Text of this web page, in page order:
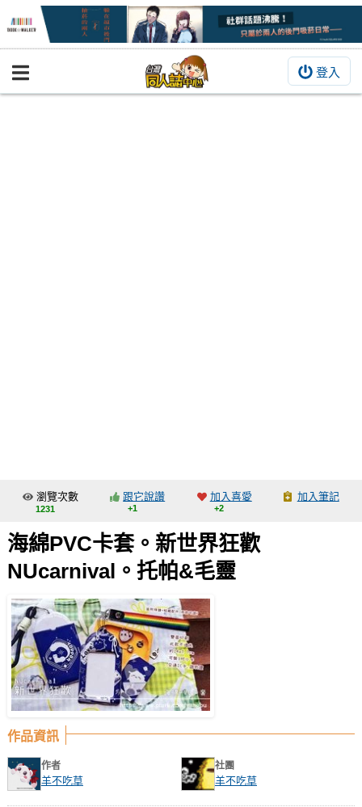
登入
BOOKY書集倉庫
交流中心
攤位轉讓區
會員功能選單
註冊會員
登入
瀏覽次數
1231
跟它說讚
+1
加入喜愛
+2
加入筆記
海綿PVC卡套。新世界狂歡
NUcarnival。托帕&毛靈
作品資訊
作者
羊不吃草
社團
羊不吃草